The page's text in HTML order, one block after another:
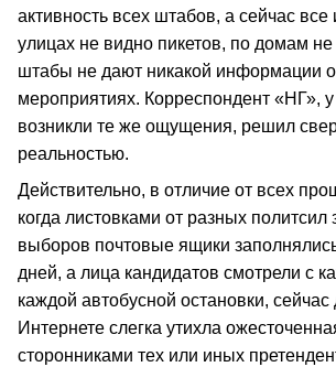
активность всех штабов, а сейчас все
улицах не видно пикетов, по домам не
штабы не дают никакой информации
мероприятиях. Корреспондент «НГ», у
возникли те же ощущения, решил
реальностью.
Действительно, в отличие от всех
когда листовками от разных политсил
выборов почтовые ящики
дней, а лица кандидатов смотрели с
каждой автобусной остановки, сейчас
Интернете слегка утихла
сторонниками тех или иных